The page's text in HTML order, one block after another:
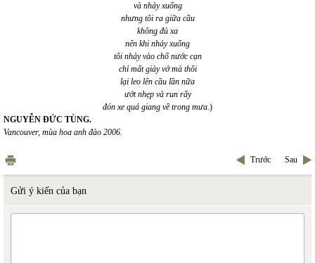
và nhảy xuống
nhưng tôi ra giữa cầu
không đủ xa
nên khi nhảy xuống
tôi nhảy vào chổ nước cạn
chỉ mất giày vớ mà thôi
lại leo lên cầu lần nữa
ướt nhẹp và run rẩy
đón xe quá giang về trong mưa.)
NGUYỄN ĐỨC TÙNG.
Vancouver, mùa hoa anh đào 2006.
Trước Sau
Gửi ý kiến của bạn